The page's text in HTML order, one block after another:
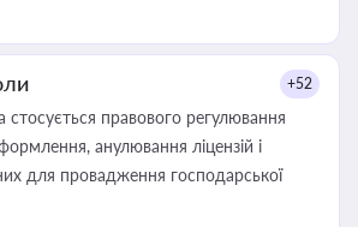
+52
стосується правового регулювання
анулювання ліцензій і
для провадження господарської